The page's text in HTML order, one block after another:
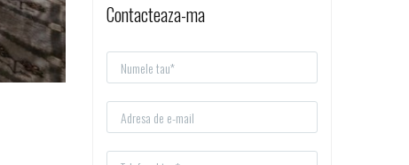
Contacteaza-ma